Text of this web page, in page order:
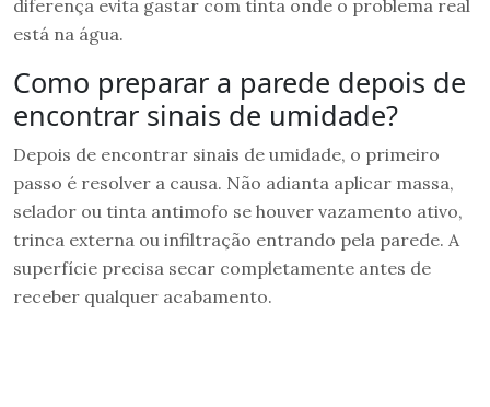
diferença evita gastar com tinta onde o problema real
está na água.
Como preparar a parede depois de
encontrar sinais de umidade?
Depois de encontrar sinais de umidade, o primeiro
passo é resolver a causa. Não adianta aplicar massa,
selador ou tinta antimofo se houver vazamento ativo,
trinca externa ou infiltração entrando pela parede. A
superfície precisa secar completamente antes de
receber qualquer acabamento.